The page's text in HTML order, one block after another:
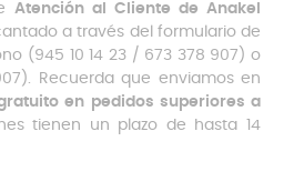
Atención al Cliente de Anakel
a través del formulario de
(945 10 14 23 / 673 378 907) o
Recuerda que enviamos en
en pedidos superiores a
tienen un plazo de hasta 14